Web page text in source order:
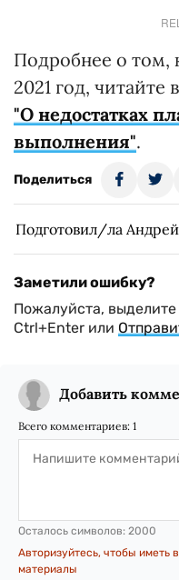
Подробнее о том,
2021 год,
"О недостатках
выполнения".
Поделиться
Подготовил/ла
Заметили ошибку?
Пожалуйста,
Ctrl+Enter или
Добавить
Всего комментариев: 1
Осталось символов: 2000
Авторизуйтесь, чтобы иметь
материалы